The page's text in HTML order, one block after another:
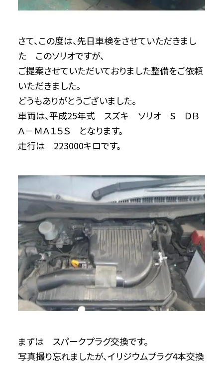
さて、この度は、先日車検をさせていただきまし
た このソリオですが、
ご提案させていただいておりました整備をご依頼
いただきました。
どうもありがとうございました。
車両は、平成25年式 スズキ ソリオ S ＤＢ
Ａ－ＭＡ１５Ｓ となります。
走行は 223000キロです。
まずは スパークプラグ交換です。
写真撮り忘れましたが、イリジウムプラグ4本交換